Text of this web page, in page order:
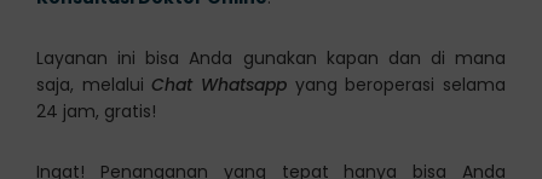
Layanan ini bisa Anda gunakan kapan dan di mana
saja, melaluiChat Whatsapp yang beroperasi selama
24 jam, gratis!
Ingat! Penanganan yang tepat hanya bisa Anda